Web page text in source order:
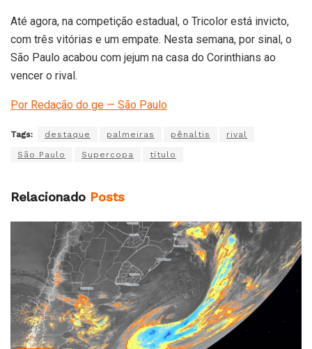
Até agora, na competição estadual, o Tricolor está invicto,
com três vitórias e um empate. Nesta semana, por sinal, o
São Paulo acabou com jejum na casa do Corinthians ao
vencer o rival.
Por Redação do ge — São Paulo
Tags: destaque palmeiras pênaltis rival
São Paulo Supercopa título
Relacionado Posts